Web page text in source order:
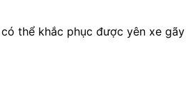
thể khắc phục được yên xe gãy